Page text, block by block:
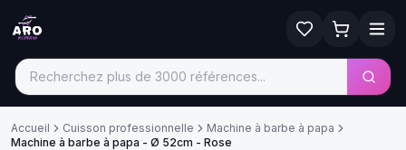
Accueil Cuisson professionnelle
Machine à barbe à papa
Machine à barbe à papa - Ø 52cm - Rose